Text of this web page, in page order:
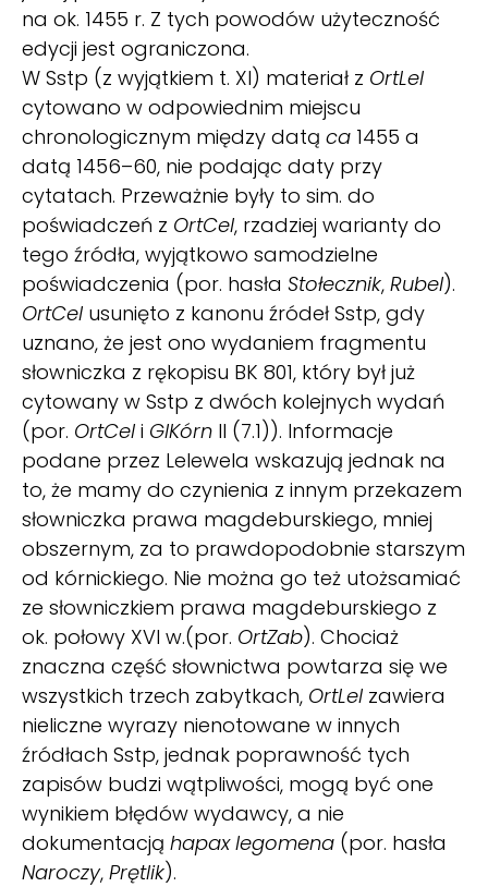
na ok. 1455 r. Z tych powodów użyteczność
edycji jest ograniczona.
W Sstp (z wyjątkiem t. XI) materiał z OrtLel
cytowano w odpowiednim miejscu
chronologicznym między datą ca 1455 a
datą 1456–60, nie podając daty przy
cytatach. Przeważnie były to sim. do
poświadczeń z OrtCel, rzadziej warianty do
tego źródła, wyjątkowo samodzielne
poświadczenia (por. hasła Stołecznik, Rubel).
OrtCel usunięto z kanonu źródeł Sstp, gdy
uznano, że jest ono wydaniem fragmentu
słowniczka z rękopisu BK 801, który był już
cytowany w Sstp z dwóch kolejnych wydań
(por. OrtCel i GlKórn II (7.1)). Informacje
podane przez Lelewela wskazują jednak na
to, że mamy do czynienia z innym przekazem
słowniczka prawa magdeburskiego, mniej
obszernym, za to prawdopodobnie starszym
od kórnickiego. Nie można go też utożsamiać
ze słowniczkiem prawa magdeburskiego z
ok. połowy XVI w.(por. OrtZab). Chociaż
znaczna część słownictwa powtarza się we
wszystkich trzech zabytkach, OrtLel zawiera
nieliczne wyrazy nienotowane w innych
źródłach Sstp, jednak poprawność tych
zapisów budzi wątpliwości, mogą być one
wynikiem błędów wydawcy, a nie
dokumentacją hapax legomena (por. hasła
Naroczy, Prętlik).